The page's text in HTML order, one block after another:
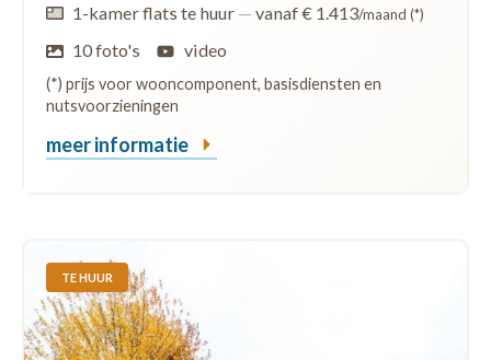
1-kamer flats te huur — vanaf € 1.413/maand (*)
10 foto's video
(*) prijs voor wooncomponent, basisdiensten en
nutsvoorzieningen
meer informatie
TE HUUR